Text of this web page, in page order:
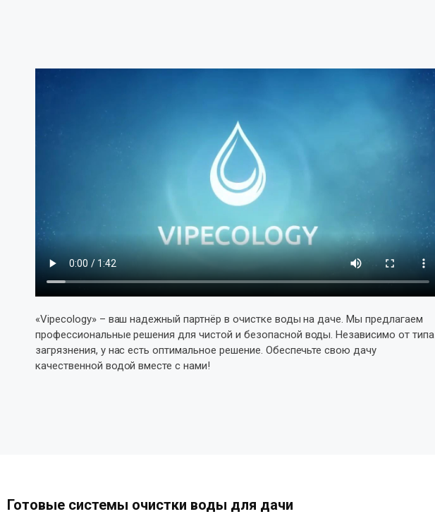
«Vipecology» – ваш надежный партнёр в очистке воды на даче. Мы предлагаем
профессиональные решения для чистой и безопасной воды. Независимо от типа
загрязнения, у нас есть оптимальное решение. Обеспечьте свою дачу
качественной водой вместе с нами!
Готовые системы очистки воды для дачи